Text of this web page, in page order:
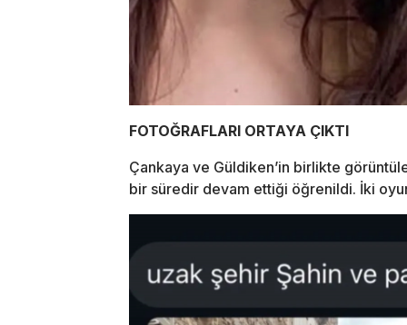
FOTOĞRAFLARI ORTAYA ÇIKTI
Çankaya ve Güldiken’in birlikte
bir süredir devam ettiği öğrenildi. İki